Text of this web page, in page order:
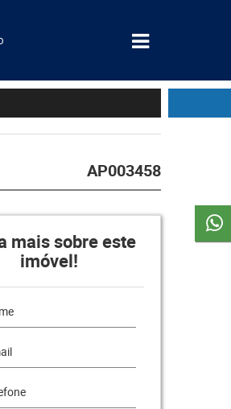
AP003458
mais sobre este
imóvel!